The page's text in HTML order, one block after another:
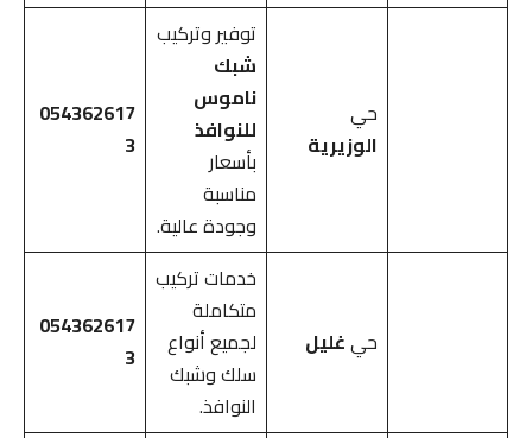
حي
الوزيرية
توفير وتركيب
شبك
ناموس
للنوافذ
بأسعار
مناسبة
وجودة عالية.
054362617
3
حيغليل
خدمات تركيب
متكاملة
لجميع أنواع
سلك وشبك
النوافذ.
054362617
3